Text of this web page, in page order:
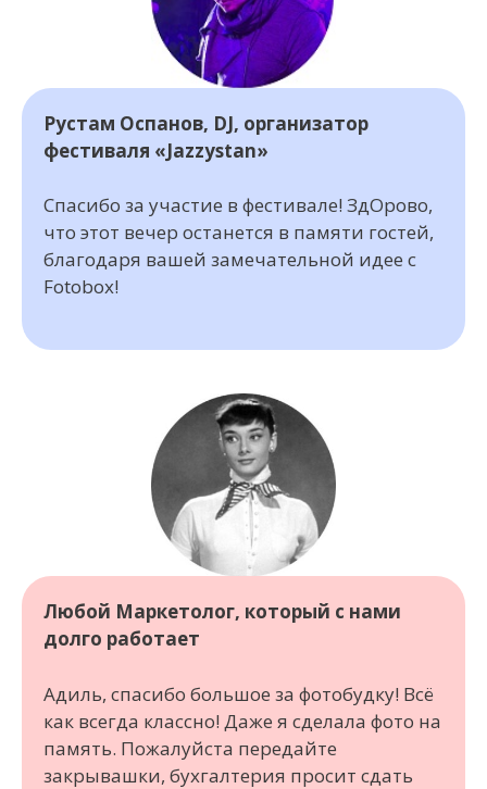
Рустам Оспанов, DJ, организатор
фестиваля «Jazzystan»
Спасибо за участие в фестивале! ЗдОрово,
что этот вечер останется в памяти гостей,
благодаря вашей замечательной идее с
Fotobox!
Любой Маркетолог, который с нами
долго работает
Адиль, спасибо большое за фотобудку! Всё
как всегда классно! Даже я сделала фото на
память. Пожалуйста передайте
закрывашки, бухгалтерия просит сдать